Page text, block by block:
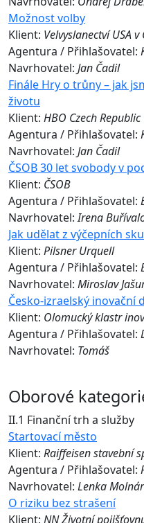
Možnost volby
Klient: Velvyslanectví USA
Agentura / Přihlašovatel:
Navrhovatel: Jan Čadil
Finále Hry o trůny – jak
životu
Klient: HBO Czech Republic
Agentura / Přihlašovatel:
Navrhovatel: Jan Čadil
ČSOB 30 let svobody v
Klient: ČSOB
Agentura / Přihlašovatel:
Navrhovatel:Irena
Jak udělat z výčepních
Klient: Pilsner Urquell
Agentura / Přihlašovatel:
Navrhovatel: Miroslav
Česko-izraelský inovační
Klient: Olomucký klastr
Agentura / Přihlašovatel:
Navrhovatel: Tomáš
Oborové
II.1 Finanční trh a služby
Startovací město
Klient: Raiffeisen stavební
Agentura / Přihlašovatel:
Navrhovatel: Lenka
O riziku bez strašení
Klient: NN Životní